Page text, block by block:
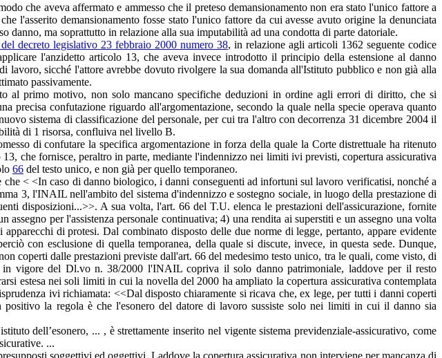
che aveva affermato e ammesso che il preteso demansionamento non era stato l'unico fattore a
l'asserito demansionamento fosse stato l'unico fattore da cui avesse avuto origine la denunciata
danno, ma soprattutto in relazione alla sua imputabilità ad una condotta di parte datoriale.
decreto legislativo 23 febbraio 2000 numero 38, in relazione agli articoli 1362 seguente codice
l'anzidetto articolo 13, che aveva invece introdotto il principio della estensione al danno
sicché l'attore avrebbe dovuto rivolgere la sua domanda all'Istituto pubblico e non già alla
passivamente.
al primo motivo, non solo mancano specifiche deduzioni in ordine agli errori di diritto, che si
precisa confutazione riguardo all'argomentazione, secondo la quale nella specie operava quanto
sistema di classificazione del personale, per cui tra l'altro con decorrenza 31 dicembre 2004 il
di 1 risorsa, confluiva nel livello B.
di confutare la specifica argomentazione in forza della quale la Corte distrettuale ha ritenuto
che fornisce, peraltro in parte, mediante l'indennizzo nei limiti ivi previsti, copertura assicurativa
66 del testo unico, e non già per quello temporaneo.
< <In caso di danno biologico, i danni conseguenti ad infortuni sul lavoro verificatisi, nonché a
3, l'INAIL nell'ambito del sistema d'indennizzo e sostegno sociale, in luogo della prestazione di
disposizioni...>>. A sua volta, l'art. 66 del T.U. elenca le prestazioni dell'assicurazione, fornite
per l'assistenza personale continuativa; 4) una rendita ai superstiti e un assegno una volta
di protesi. Dal combinato disposto delle due norme di legge, pertanto, appare evidente
con esclusione di quella temporanea, della quale si discute, invece, in questa sede. Dunque,
coperti dalle prestazioni previste dall'art. 66 del medesimo testo unico, tra le quali, come visto, di
vigore del Dl.vo n. 38/2000 l'INAIL copriva il solo danno patrimoniale, laddove per il resto
estesa nei soli limiti in cui la novella del 2000 ha ampliato la copertura assicurativa contemplata
ivi richiamata: <<Dal disposto chiaramente si ricava che, ex lege, per tutti i danni coperti
la regola è che l'esonero del datore di lavoro sussiste solo nei limiti in cui il danno sia
dell’esonero, ... , è strettamente inserito nel vigente sistema previdenziale-assicurativo, come
...
soggettivi ed oggettivi. Laddove la copertura assicurativa non interviene per mancanza di